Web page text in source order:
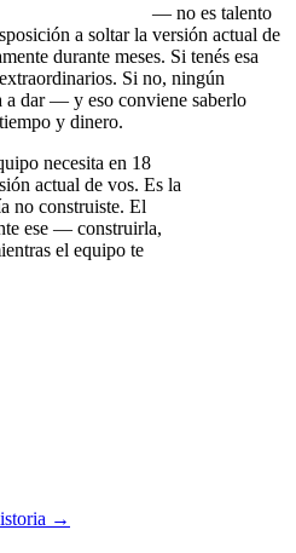
— no es talento
a soltar la versión actual de
durante meses. Si tenés esa
Si no, ningún
a dar — y eso conviene saberlo
y dinero.
necesita en 18
actual de vos. Es la
no construiste. El
ese — construirla,
el equipo te
→